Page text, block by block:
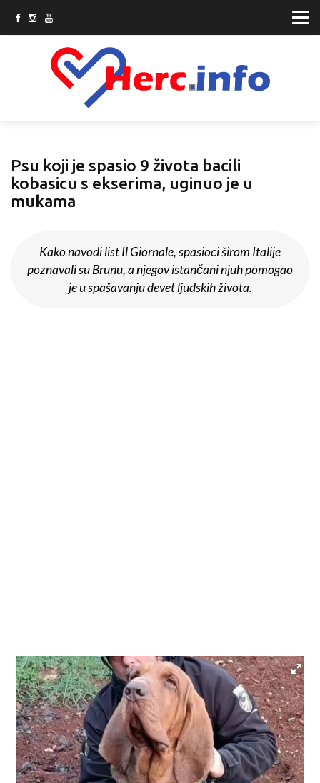
Psu koji je spasio 9 života bacili
kobasicu s ekserima, uginuo je u
mukama
Kako navodi list Il Giornale, spasioci širom Italije
poznavali su Brunu, a njegov istančani njuh pomogao
je u spašavanju devet ljudskih života.